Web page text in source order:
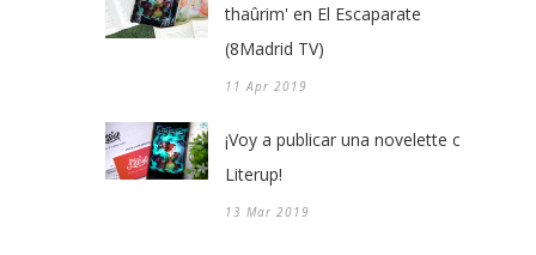
thaûrim' en El Escaparate
(8Madrid TV)
11 Apr 2019
¡Voy a publicar una novelette con
Literup!
13 Mar 2019